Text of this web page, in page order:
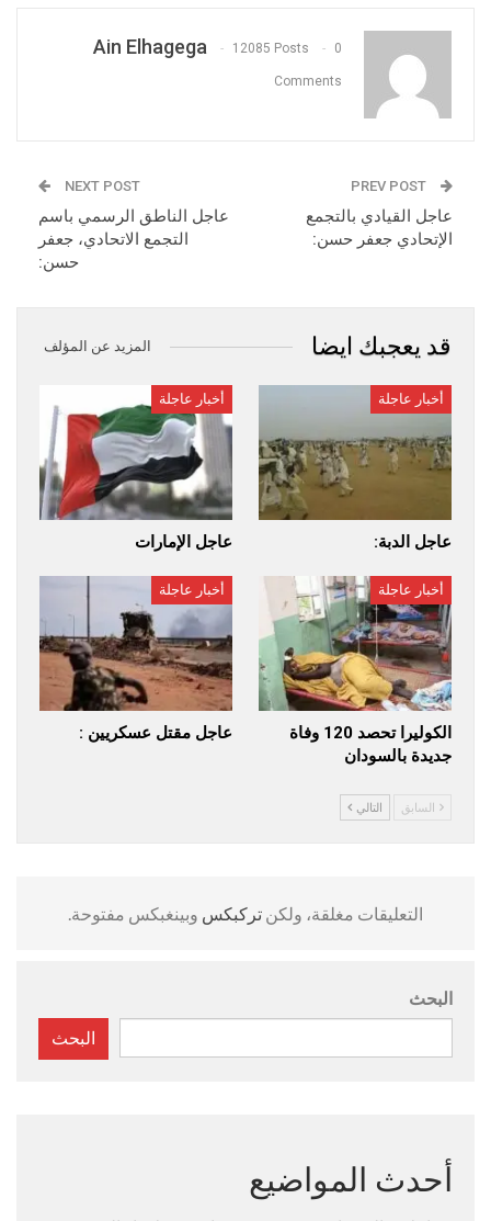
Ain Elhagega 12085 Posts 0
Comments
عاجل القيادي بالتجمع
الإتحادي جعفر حسن:
NEXT POST
عاجل الناطق الرسمي باسم
التجمع الاتحادي، جعفر
حسن:
قد يعجبك ايضا المزيد عن المؤلف
أخبار عاجلة
عاجل الدبة:
أخبار عاجلة
عاجل ​الإمارات
أخبار عاجلة
الكوليرا تحصد 120 وفاة
جديدة بالسودان
أخبار عاجلة
عاجل مقتل عسكريين :
السابق التالي
التعليقات مغلقة، ولكن تركبكس وبينغبكس مفتوحة.
البحث
البحث
أحدث المواضيع